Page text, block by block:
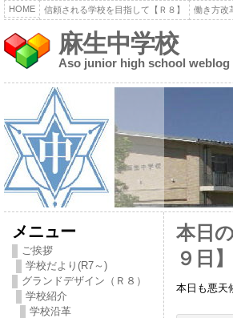
HOME 信頼される学校を目指して【Ｒ８】 働き方改
麻生中学校
Aso junior high school weblog
メニュー
ご挨拶
学校だより(R7～)
グランドデザイン（Ｒ８）
学校紹介
学校沿革
本日
９日】
本日も悪天